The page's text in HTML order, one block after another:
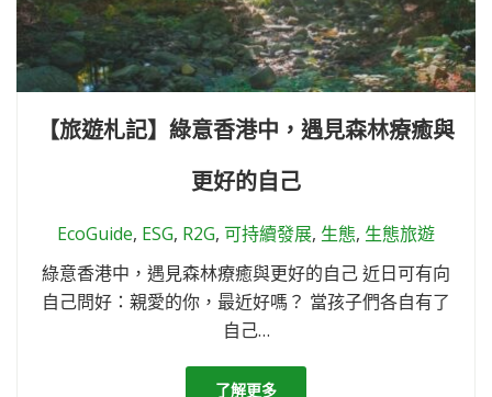
【旅遊札記】綠意香港中，遇見森林療癒與
更好的自己
EcoGuide, ESG, R2G, 可持續發展, 生態, 生態旅遊
綠意香港中，遇見森林療癒與更好的自己 近日可有向
自己問好：親愛的你，最近好嗎？ 當孩子們各自有了
自己…
了解更多